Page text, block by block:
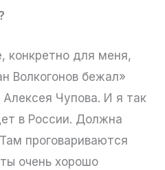
конкретно для меня,
Волкогонов бежал»
Чупова. И я так
в России. Должна
проговариваются
очень хорошо